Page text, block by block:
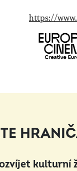
https://
kulturní